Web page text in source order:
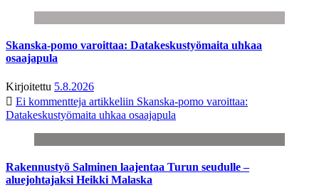
Skanska-pomo varoittaa: Datakeskustyömaita uhkaa
osaajapula
Kirjoitettu 5.8.2026
Ei kommentteja artikkeliin Skanska-pomo varoittaa:
Datakeskustyömaita uhkaa osaajapula
Rakennustyö Salminen laajentaa Turun seudulle –
aluejohtajaksi Heikki Malaska